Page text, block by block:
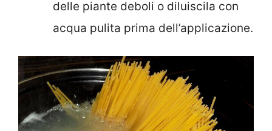
delle piante deboli o diluiscila con
acqua pulita prima dell’applicazione.